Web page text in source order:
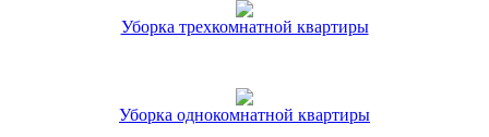
Уборка трехкомнатной квартиры
Уборка однокомнатной квартиры